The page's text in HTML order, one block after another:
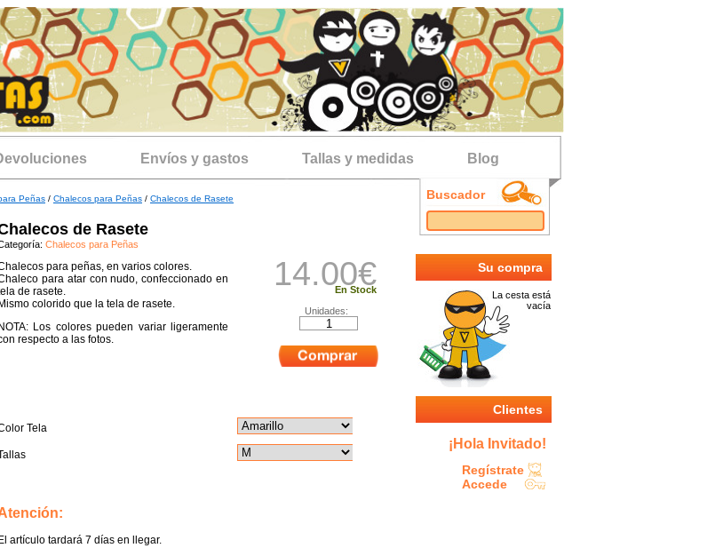
Envíos y gastos Tallas y medidas Blog
Peñas / Chalecos para Peñas / Chalecos de Rasete
de Rasete
Chalecos para Peñas
para peñas, en varios colores.
para atar con nudo, confeccionado en
de rasete.
Mismo colorido que la tela de rasete.
NOTA: Los colores pueden variar ligeramente
respecto a las fotos.
14.00€
En Stock
Unidades:
Tela
El artículo tardará 7 días en llegar.
Buscador
Su compra
La cesta está
vacía
Clientes
¡Hola Invitado!
Regístrate
Accede